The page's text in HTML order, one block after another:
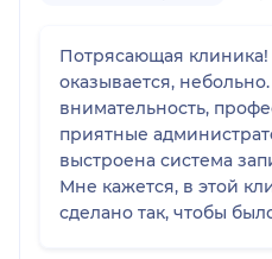
Потрясающая клиника!
оказывается,
внимательность,
приятные
выстроена система
Мне кажется, в этой
сделано так, чтобы